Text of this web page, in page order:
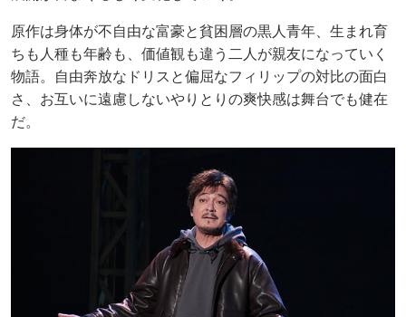
原作は身体が不自由な富豪と貧困層の黒人青年、生まれ育
ちも人種も年齢も、価値観も違う二人が親友になっていく
物語。自由奔放なドリスと偏屈なフィリップの対比の面白
さ、お互いに遠慮しないやりとりの爽快感は舞台でも健在
だ。